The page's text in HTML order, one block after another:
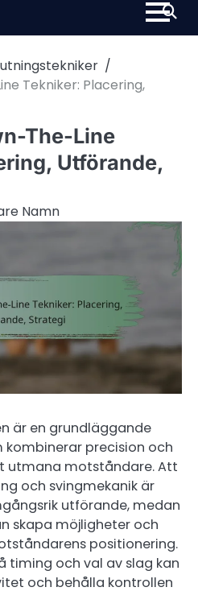
Tekniker: Placering,
The-Line
Utförande,
Namn
är en grundläggande
kombinerar precision och
utmana motståndare. Att
och svingmekanik är
utförande, medan
skapa möjligheter och
positionering.
timing och val av slag kan
och behålla kontrollen